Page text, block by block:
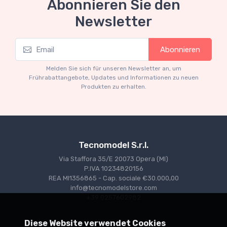
Mythos Collection 1-43
TM43-22A Ferrari 553 Squalo 1954 Monza
€94.05 €99.00
Abonnieren Sie den
Newsletter
Abonnieren
Melden Sie sich für unseren Newsletter an, um
Frührabattangebote, Updates und Informationen zu neuen
Produkten zu erhalten.
Tecnomodel S.r.l.
Via Staffora 35/E 20073 Opera (MI)
P.IVA 10234820156
REA MI1356865 - Cap. sociale €30.000,00
info@tecnomodelstore.com
Diese Website verwendet Cookies